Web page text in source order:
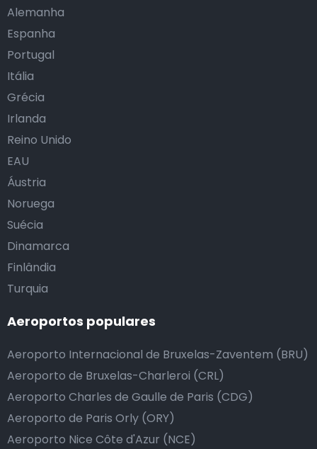
Alemanha
Espanha
Portugal
Itália
Grécia
Irlanda
Reino Unido
EAU
Áustria
Noruega
Suécia
Dinamarca
Finlândia
Turquia
Aeroportos populares
Aeroporto Internacional de Bruxelas-Zaventem (BRU)
Aeroporto de Bruxelas-Charleroi (CRL)
Aeroporto Charles de Gaulle de Paris (CDG)
Aeroporto de Paris Orly (ORY)
Aeroporto Nice Côte d'Azur (NCE)